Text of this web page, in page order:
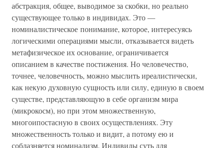
абстракция, общее, выводимое за скобки, но реально
суще­ствующее только в индивидах. Это —
номиналистическое понима­ние, которое, интересуясь
логическими операциями мысли, отказывается видеть
метафизическое их основание, ограничивае­тся
описанием в качестве постижения. Но человечество,
точнее, человечность, можно мыслить иреалистически,
как некую духов­ную сущность или силу, единую в своем
существе, представляю­щую в себе организм мира
(микрокосм), но при этом множественную,
многоипостасную в своих осуществлениях. Эту
множественность только и видит, а потому ею и
соблазняется но­минализм. Индивиды суть для